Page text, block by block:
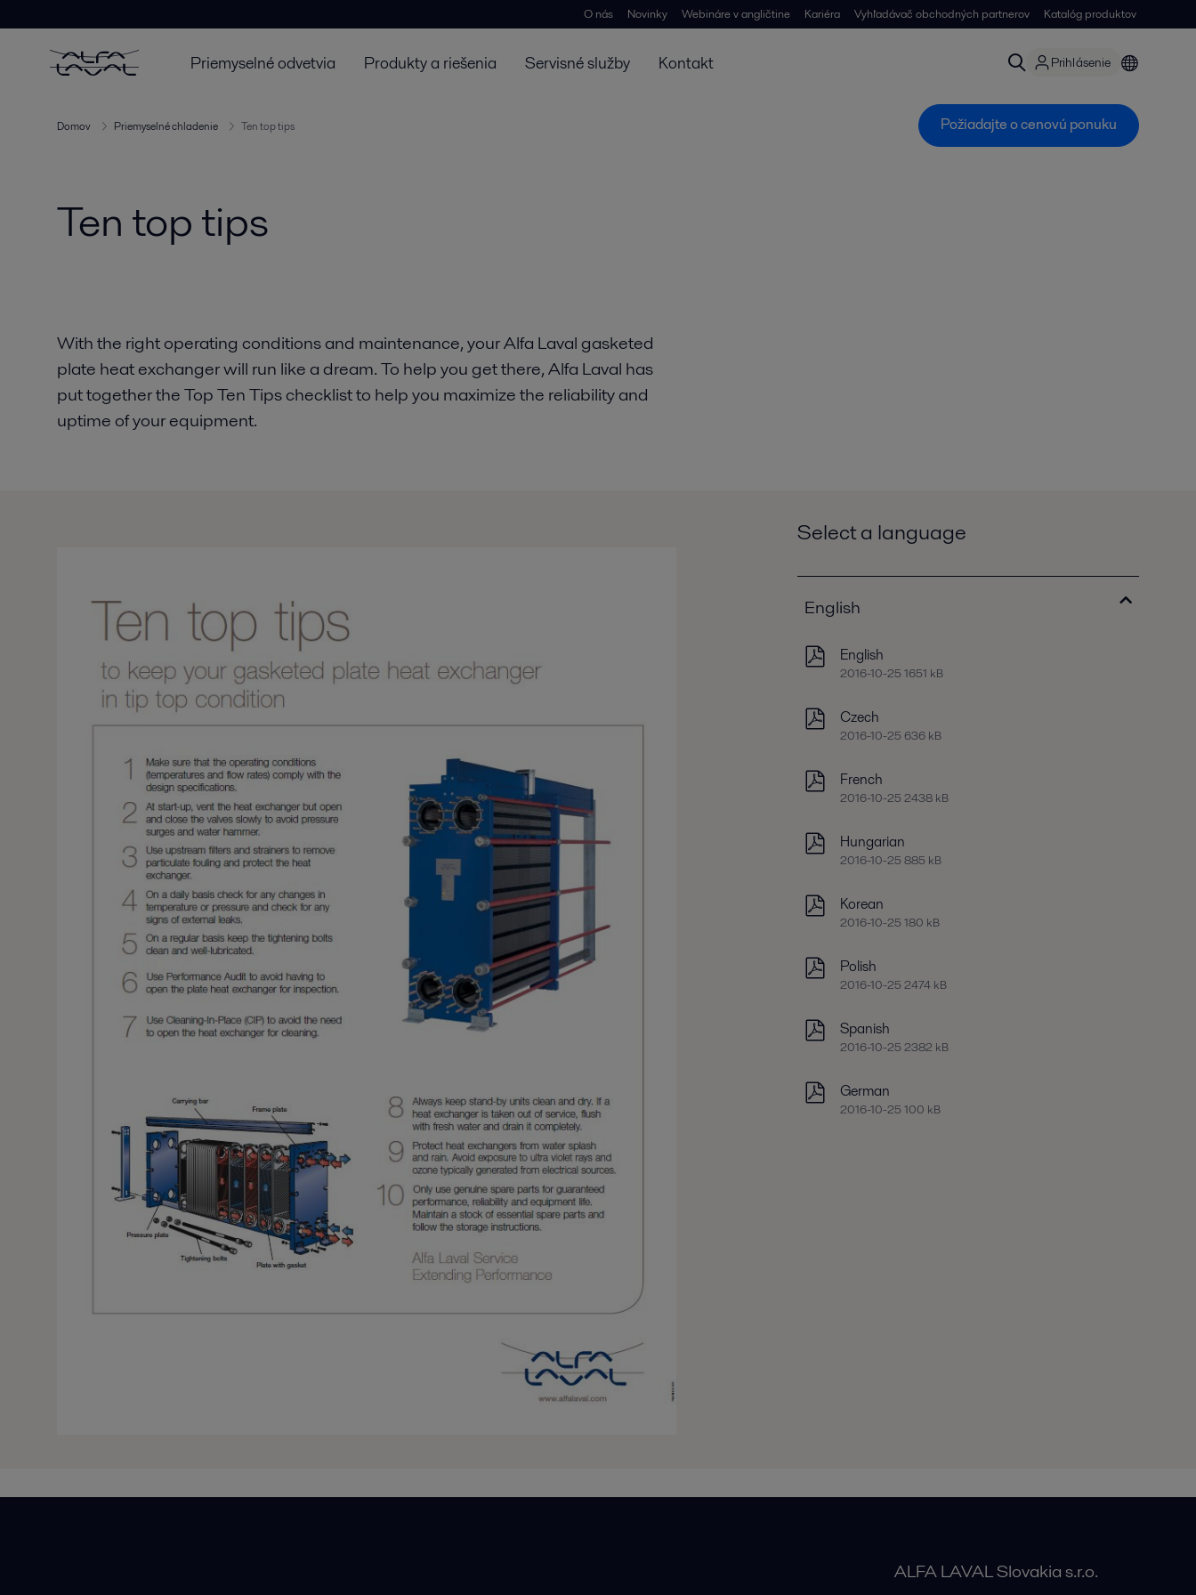
O nás Novinky Webináre v angličtine Kariéra Vyhľadávač obchodných partnerov Katalóg produktov
Priemyselné odvetvia Produkty a riešenia Servisné služby Kontakt Prihlásenie
Domov Priemyselné chladenie Ten top tips Požiadajte o cenovú ponuku
Ten top tips
With the right operating conditions and maintenance, your Alfa Laval gasketed
plate heat exchanger will run like a dream. To help you get there, Alfa Laval has
put together the Top Ten Tips checklist to help you maximize the reliability and
uptime of your equipment.
Select a language
English
English
2016-10-25 1651 kB
Czech
2016-10-25 636 kB
French
2016-10-25 2438 kB
Hungarian
2016-10-25 885 kB
Korean
2016-10-25 180 kB
Polish
2016-10-25 2474 kB
Spanish
2016-10-25 2382 kB
German
2016-10-25 100 kB
ALFA LAVAL Slovakia s.r.o.